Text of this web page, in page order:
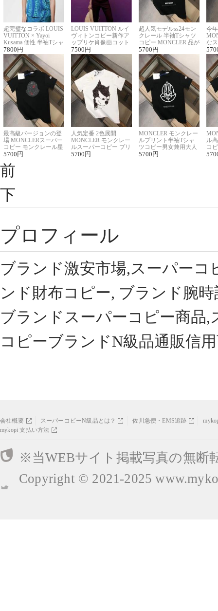
超完璧なコラボ LOUIS
VUITTON × Yayoi
Kusama 個性 半袖Tシャ
ツコピー男女兼用
7800 円
LOUIS VUITTON ルイ
ヴィトンコピー新作ア
ップリケ肖像画コット
ンニット半袖Tシャツ
7500 円
超人気モデルss24モン
クレール 半袖Tシャツ
コピー MONCLER 品が
良く見た目
5700 円
今
な
ル
最高級バージョンの登
場 MONCLERスーパー
コピー モンクレール星
座半袖Tシャツ
5700 円
人気定番 2色展開
MONCLER モンクレー
ルスーパーコピー プリ
ント半袖Tシャツ
5700 円
MONCLER モンクレー
ルプリント半袖Tシャ
ツコピー男女兼用大人
可愛い春夏コーデ
5700 円
ル
コ
ィ
前
下
プロフィール
ブランド激安市場,スーパー
ンド財布コピー, ブランド腕
ブランドスーパーコピー商品
コピーブランドN級品通販信
会社概要 スーパーコピーN級品とは？ 佐川急便・EMS追跡
mykopi 支払い方法
※当WEBサイト掲載写真の無断
Copyright © 2021-2025